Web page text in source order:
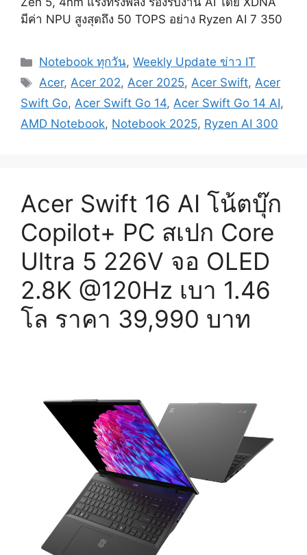
มีค่า NPU สูงสุดถึง 50 TOPS อย่าง Ryzen AI 7 350
Categories
Notebook ทุกวัน,Weekly Update ข่าว IT
Tags
Acer,Acer 202,Acer 2025,Acer Swift,Acer
Swift Go, Acer Swift Go 14, Acer Swift Go 14 AI,
AMD Notebook, Notebook 2025, Ryzen AI 300
Acer Swift 16 AI โน้ตบุ๊ก
Copilot+ PC สเปก Core
Ultra 5 226V จอ OLED
2.8K @120Hz เบา 1.46
โล ราคา 39,990 บาท